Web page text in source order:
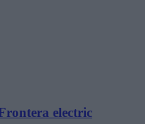
electric